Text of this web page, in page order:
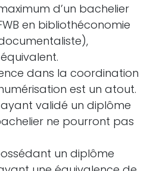
d’un bachelier
en bibliothéconomie
dans la coordination
est un atout.
ayant validé un diplôme
ne pourront pas
un diplôme